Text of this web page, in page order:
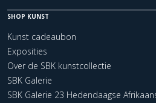
SHOP KUNST
Kunst cadeaubon
Exposities
Over de SBK kunstcollectie
SBK Galerie
SBK Galerie 23 Hedendaagse